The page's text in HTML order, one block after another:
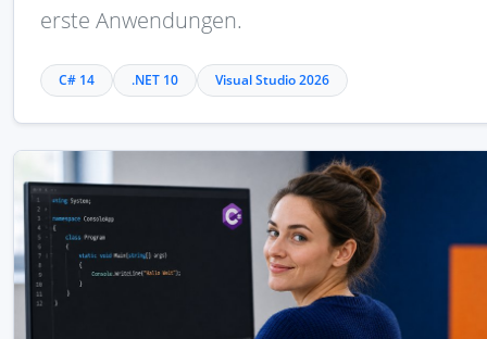
erste Anwendungen.
C# 14 .NET 10 Visual Studio 2026